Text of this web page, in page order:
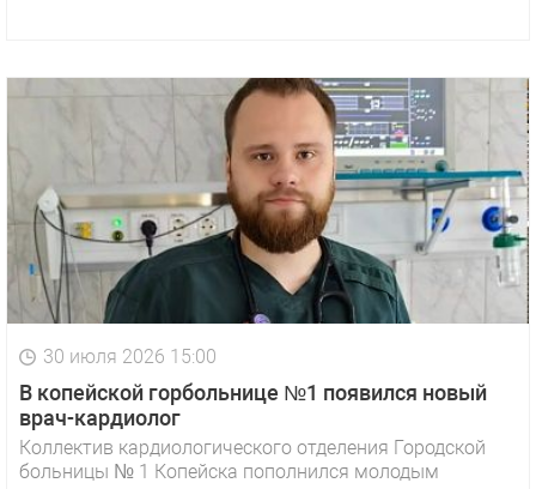
30 июля 2026 15:00
В копейской горбольнице №1 появился новый
врач-кардиолог
Коллектив кардиологического отделения Городской
больницы № 1 Копейска пополнился молодым